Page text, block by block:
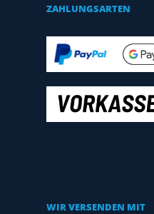
ZAHLUNGSARTEN
WIR VERSENDEN MIT